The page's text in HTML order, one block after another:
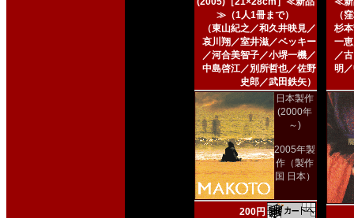
≫（1人1冊まで）
（東山紀之／和久井映見／
哀川翔／室井滋／ベッキー
／河合美智子／小堺一機／
中島啓江／別所哲也／佐野
史郎／武田鉄矢）
日本製作
(2000年
～)
2005年製
作（製作
国 日本）
200円
（
杉
一
／
明